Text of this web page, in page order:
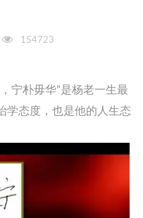
154723
宁朴毋华”是杨老一生最
学态度，也是他的人生态